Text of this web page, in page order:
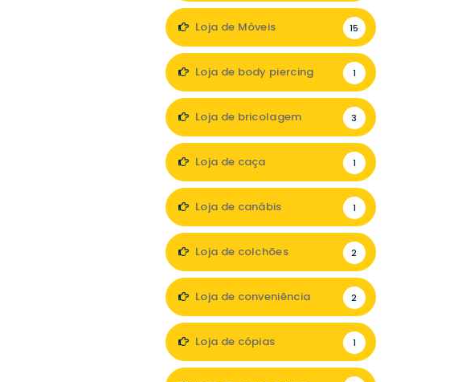
Loja de Móveis 15
Loja de body piercing 1
Loja de bricolagem 3
Loja de caça 1
Loja de canábis 1
Loja de colchões 2
Loja de conveniência 2
Loja de cópias 1